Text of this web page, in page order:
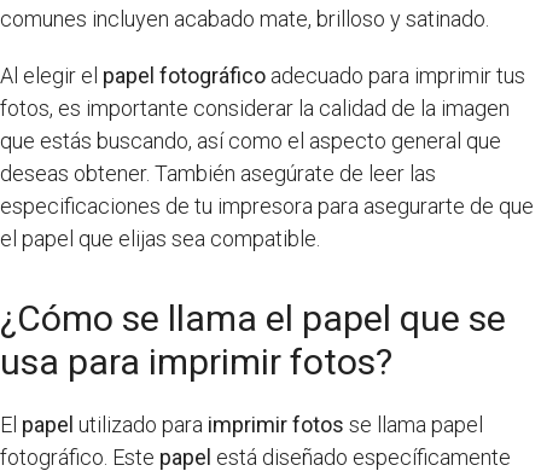
comunes incluyen acabado mate, brilloso y satinado.
Al elegir el papel fotográfico adecuado para imprimir tus
fotos, es importante considerar la calidad de la imagen
que estás buscando, así como el aspecto general que
deseas obtener. También asegúrate de leer las
especificaciones de tu impresora para asegurarte de que
el papel que elijas sea compatible.
¿Cómo se llama el papel que se
usa para imprimir fotos?
El papel utilizado para imprimir fotos se llama papel
fotográfico. Este papel está diseñado específicamente